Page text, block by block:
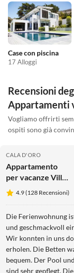
Case con piscina
17 Alloggi
Recensioni
Appartamenti
Vogliamo offrirti
ospiti sono già
CALA D'ORO
Appartamento
per vacanze Villa
Schmidt
4.9 (128 Recensioni)
Die Ferienwohnung
und geschmackvoll
Wir konnten in uns
erholen. Die Betten
bequem. Der Pool
sind sehr gepflegt. Die